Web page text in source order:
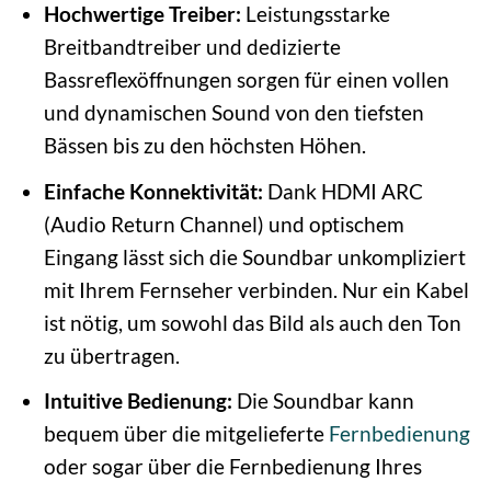
Hochwertige Treiber: Leistungsstarke
Breitbandtreiber und dedizierte
Bassreflexöffnungen sorgen für einen vollen
und dynamischen Sound von den tiefsten
Bässen bis zu den höchsten Höhen.
Einfache Konnektivität: Dank HDMI ARC
(Audio Return Channel) und optischem
Eingang lässt sich die Soundbar unkompliziert
mit Ihrem Fernseher verbinden. Nur ein Kabel
ist nötig, um sowohl das Bild als auch den Ton
zu übertragen.
Intuitive Bedienung: Die Soundbar kann
bequem über die mitgelieferte Fernbedienung
oder sogar über die Fernbedienung Ihres